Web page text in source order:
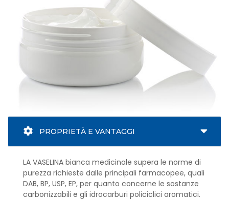
PROPRIETÀ E VANTAGGI
LA VASELINA bianca medicinale supera le norme di
purezza richieste dalle principali farmacopee, quali
DAB, BP, USP, EP, per quanto concerne le sostanze
carbonizzabili e gli idrocarburi policiclici aromatici.